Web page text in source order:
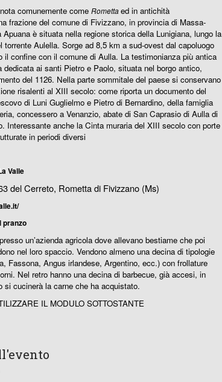
nota comunemente come Romettaed in antichità
frazione del comune di Fivizzano, in provincia di Massa-
è situata nella regione storica della Lunigiana, lungo la
torrente Aulella. Sorge ad 8,5 km a sud-ovest dal capoluogo
il confine con il comune di Aulla. La testimonianza più antica
dedicata ai santi Pietro e Paolo, situata nel borgo antico,
del 1126. Nella parte sommitale del paese si conservano
risalenti al XIII secolo: come riporta un documento del
di Luni Guglielmo e Pietro di Bernardino, della famiglia
concessero a Venanzio, abate di San Caprasio di Aulla di
Interessante anche la Cinta muraria del XIII secolo con porte
in periodi diversi
Valle
del Cerreto, Rometta di Fivizzano (Ms)
pranzo
un’azienda agricola dove allevano bestiame che poi
nel loro spaccio. Vendono almeno una decina di tipologie
Fassona, Angus irlandese, Argentino, ecc.) con frollature
Nel retro hanno una decina di barbecue, già accesi, in
si cucinerà la carne che ha acquistato.
IL MODULO SOTTOSTANTE